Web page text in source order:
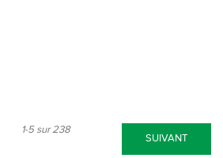
SUIVANT
1-5 sur 238